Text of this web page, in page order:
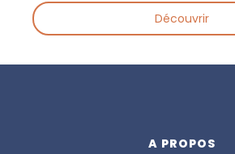
Découvrir
A PROPOS